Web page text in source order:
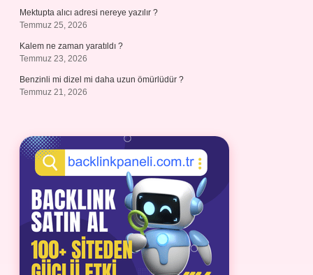
Mektupta alıcı adresi nereye yazılır ?
Temmuz 25, 2026
Kalem ne zaman yaratıldı ?
Temmuz 23, 2026
Benzinli mi dizel mi daha uzun ömürlüdür ?
Temmuz 21, 2026